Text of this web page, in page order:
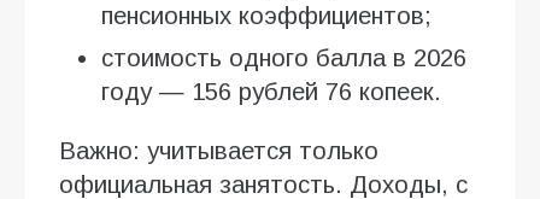
пенсионных коэффициентов;
стоимость одного балла в 2026
году — 156 рублей 76 копеек.
Важно: учитывается только
официальная занятость. Доходы, с